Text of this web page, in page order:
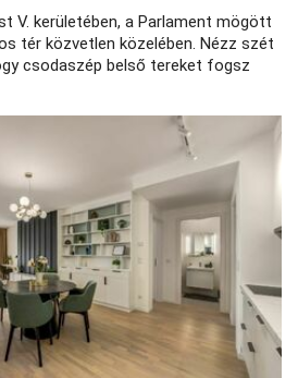
V. kerületében, a Parlament mögött
tér közvetlen közelében. Nézz szét
csodaszép belső tereket fogsz